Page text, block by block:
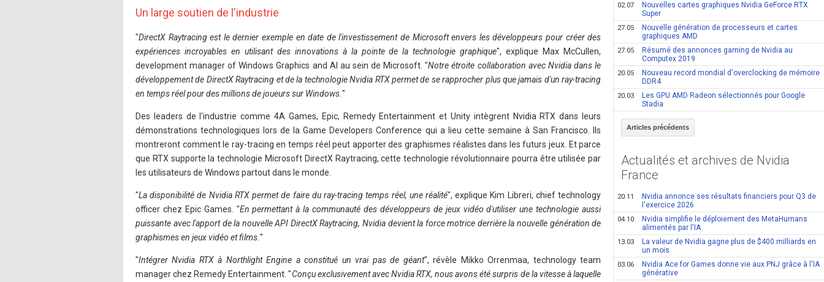
Un large soutien de l'industrie
"DirectX Raytracing est le dernier exemple en date de l'investissement de Microsoft envers les développeurs pour créer des
expériences incroyables en utilisant des innovations à la pointe de la technologie graphique", explique Max McCullen,
development manager of Windows Graphics and AI au sein de Microsoft. "Notre étroite collaboration avec Nvidia dans le
développement de DirectX Raytracing et de la technologie Nvidia RTX permet de se rapprocher plus que jamais d'un ray-tracing
en temps réel pour des millions de joueurs sur Windows. "
Des leaders de l'industrie comme 4A Games, Epic, Remedy Entertainment et Unity intègrent Nvidia RTX dans leurs
démonstrations technologiques lors de la Game Developers Conference qui a lieu cette semaine à San Francisco. Ils
montreront comment le ray-tracing en temps réel peut apporter des graphismes réalistes dans les futurs jeux. Et parce
que RTX supporte la technologie Microsoft DirectX Raytracing, cette technologie révolutionnaire pourra être utilisée par
les utilisateurs de Windows partout dans le monde.
"La disponibilité de Nvidia RTX permet de faire du ray-tracing temps réel, une réalité", explique Kim Libreri, chief technology
officer chez Epic Games. "En permettant à la communauté des développeurs de jeux vidéo d'utiliser une technologie aussi
puissante avec l'apport de la nouvelle API DirectX Raytracing, Nvidia devient la force motrice derrière la nouvelle génération de
graphismes en jeux vidéo et films. "
"Intégrer Nvidia RTX à Northlight Engine a constitué un vrai pas de géant", révèle Mikko Orrenmaa, technology team
manager chez Remedy Entertainment. "Conçu exclusivement avec Nvidia RTX, nous avons été surpris de la vitesse à laquelle
02.07
Nouvelles cartes graphiques Nvidia GeForce RTX
Super
27.05
Nouvelle génération de processeurs et cartes
graphiques AMD
27.05
Résumé des annonces gaming de Nvidia au
Computex 2019
20.05
Nouveau record mondial d'overclocking de mémoire
DDR4
20.03
Les GPU AMD Radeon sélectionnés pour Google
Stadia
Articles précédents
Actualités et archives de Nvidia
France
20.11
Nvidia annonce ses résultats financiers pour Q3 de
l'exercice 2026
04.10
Nvidia simplifie le déploiement des MetaHumans
alimentés par l'IA
13.03
La valeur de Nvidia gagne plus de $400 milliards en
un mois
03.06
Nvidia Ace for Games donne vie aux PNJ grâce à l'IA
générative